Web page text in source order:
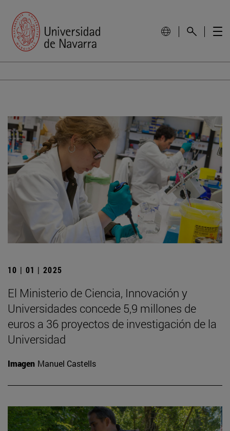
10 | 01 | 2025
El Ministerio de Ciencia, Innovación y
Universidades concede 5,9 millones de
euros a 36 proyectos de investigación de la
Universidad
Imagen Manuel Castells